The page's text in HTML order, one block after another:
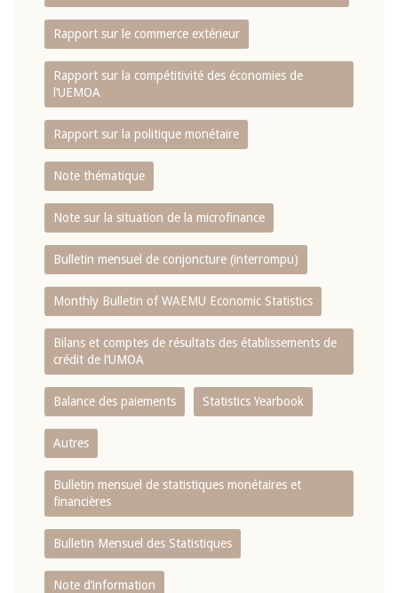
Rapport sur le commerce extérieur
Rapport sur la compétitivité des économies de
l‘UEMOA
Rapport sur la politique monétaire
Note thématique
Note sur la situation de la microfinance
Bulletin mensuel de conjoncture (interrompu)
Monthly Bulletin of WAEMU Economic Statistics
Bilans et comptes de résultats des établissements de
crédit de l‘UMOA
Balance des paiements Statistics Yearbook
Autres
Bulletin mensuel de statistiques monétaires et
financières
Bulletin Mensuel des Statistiques
Note d’information